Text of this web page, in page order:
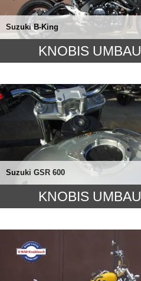
Suzuki B-King
KNOBIS UMBAU
Suzuki GSR 600
KNOBIS UMBAU